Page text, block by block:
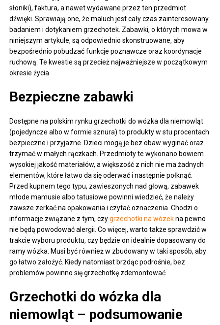
słoniki), faktura, a nawet wydawane przez ten przedmiot
dźwięki. Sprawiają one, że maluch jest cały czas zainteresowany
badaniem i dotykaniem grzechotek. Zabawki, o których mowa w
niniejszym artykule, są odpowiednio skonstruowane, aby
bezpośrednio pobudzać funkcje poznawcze oraz koordynacje
ruchową. Te kwestie są przecież najważniejsze w początkowym
okresie życia.
Bezpieczne zabawki
Dostępne na polskim rynku grzechotki do wózka dla niemowląt
(pojedyncze albo w formie sznura) to produkty w stu procentach
bezpieczne i przyjazne. Dzieci mogą je bez obaw wyginać oraz
trzymać w małych rączkach. Przedmioty te wykonano bowiem
wysokiej jakość materiałów, a większość z nich nie ma żadnych
elementów, które łatwo da się oderwać i następnie połknąć.
Przed kupnem tego typu, zawieszonych nad głową, zabawek
młode mamusie albo tatusiowe powinni wiedzieć, że należy
zawsze zerkać na opakowania i czytać oznaczenia. Chodzi o
informacje związane z tym, czygrzechotki na wózekna pewno
nie będą powodować alergii. Co więcej, warto także sprawdzić w
trakcie wyboru produktu, czy będzie on idealnie dopasowany do
ramy wózka. Musi być również w zbudowany w taki sposób, aby
go łatwo założyć. Kiedy natomiast brzdąc podrośnie, bez
problemów powinno się grzechotkę zdemontować.
Grzechotki do wózka dla
niemowląt – podsumowanie